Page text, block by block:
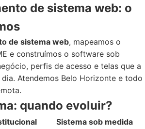
de sistema web: o
de sistema web, mapeamos o
e construímos o software sob
perfis de acesso e telas que a
Atendemos Belo Horizonte e todo
quando evoluir?
Sistema sob medida